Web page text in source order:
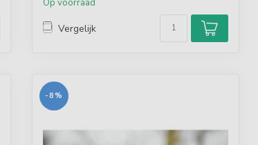
Op voorraad
Vergelijk
-8%